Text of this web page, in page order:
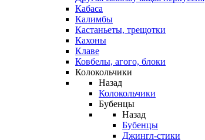
Кабаса
Калимбы
Кастаньеты, трещотки
Кахоны
Клаве
Ковбелы, агого, блоки
Колокольчики
Назад
Колокольчики
Бубенцы
Назад
Бубенцы
Джингл-стики